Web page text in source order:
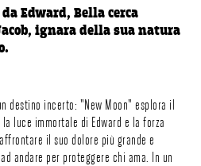
Edward, Bella cerca
ignara della sua natura
destino incerto: "New Moon" esplora il
luce immortale di Edward e la forza
il suo dolore più grande e
andare per proteggere chi ama. In un